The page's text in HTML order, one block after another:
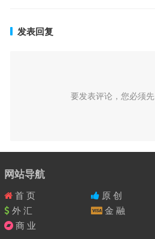
发表回复
要发表评论，您必须先
网站导航
首 页 原 创
外 汇
金 融
商 业